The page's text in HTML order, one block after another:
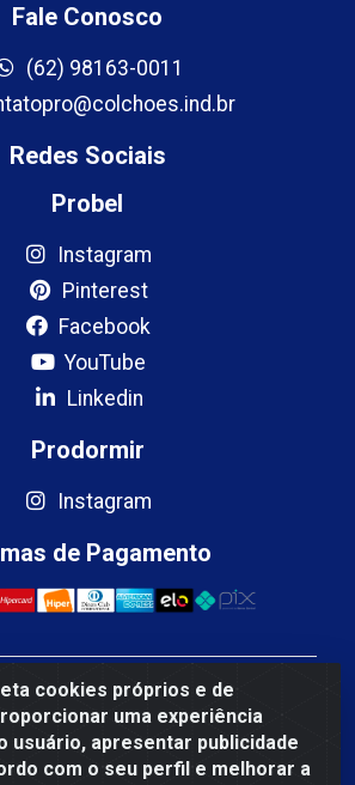
cookies próprios e de
uma experiência
usuário, apresentar publicidade
com o seu perfil e melhorar a
Fale Conosco
(62) 98163-0011
Redes Sociais
Probel
Instagram
Pinterest
Facebook
YouTube
Linkedin
Prodormir
Instagram
de Pagamento
Industriais LTDA - Rua 13, SN,
- Polo Empresarial Goias - Etapa
Goiânia/GO - CEP 74.985-113 - CNPJ
10.755.005/0001-88